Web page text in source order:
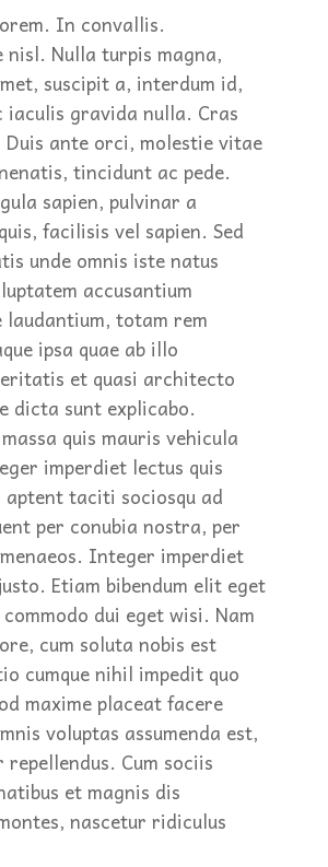
In convallis.
nisl. Nulla turpis magna,
suscipit a, interdum id,
iaculis gravida nulla. Cras
Duis ante orci, molestie vitae
tincidunt ac pede.
sapien, pulvinar a
facilisis vel sapien. Sed
unde omnis iste natus
accusantium
laudantium, totam rem
ipsa quae ab illo
et quasi architecto
dicta sunt explicabo.
quis mauris vehicula
imperdiet lectus quis
aptent taciti sociosqu ad
per conubia nostra, per
Integer imperdiet
Etiam bibendum elit eget
dui eget wisi. Nam
cum soluta nobis est
cumque nihil impedit quo
maxime placeat facere
voluptas assumenda est,
Cum sociis
et magnis dis
nascetur ridiculus